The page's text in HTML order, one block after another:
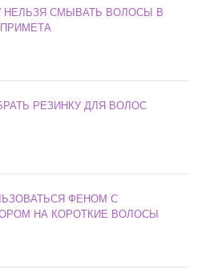
НЕЛЬЗЯ СМЫВАТЬ ВОЛОСЫ В
РЕЗИНКУ ДЛЯ ВОЛОС
ФЕНОМ С
НА КОРОТКИЕ ВОЛОСЫ